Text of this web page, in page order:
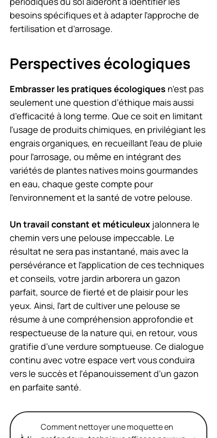
besoins spécifiques et à adapter l’approche de
fertilisation et d’arrosage.
Perspectives écologiques
Embrasser les pratiques écologiques n’est pas
seulement une question d’éthique mais aussi
d’efficacité à long terme. Que ce soit en limitant
l’usage de produits chimiques, en privilégiant les
engrais organiques, en recueillant l’eau de pluie
pour l’arrosage, ou même en intégrant des
variétés de plantes natives moins gourmandes
en eau, chaque geste compte pour
l’environnement et la santé de votre pelouse.
Un travail constant et méticuleux jalonnera le
chemin vers une pelouse impeccable. Le
résultat ne sera pas instantané, mais avec la
persévérance et l’application de ces techniques
et conseils, votre jardin arborera un gazon
parfait, source de fierté et de plaisir pour les
yeux. Ainsi, l’art de cultiver une pelouse se
résume à une compréhension approfondie et
respectueuse de la nature qui, en retour, vous
gratifie d’une verdure somptueuse. Ce dialogue
continu avec votre espace vert vous conduira
vers le succès et l’épanouissement d’un gazon
en parfaite santé.
Comment nettoyer une moquette en